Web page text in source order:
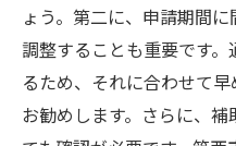
工事後のメンテ
市民が知ってお
筑西市の浄化槽設置
資金面の不安を解消
ょう。第二に、申請期間
調整することも重要です
るため、それに合わせて
お勧めします。さらに、